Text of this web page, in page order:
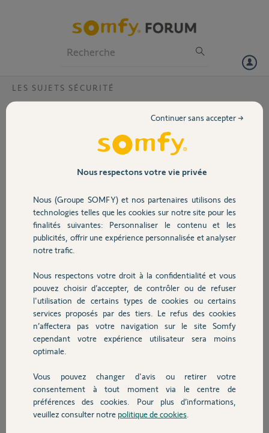
Volet
Sécurité
Domotique
Chauffage
Autres produits
Devis avec un pro
Contact
LES SUJETS SÉCURITÉ
pourquoi ma caméra détecte un
mouvement alors qu'il n'y a personne dans
mouvement alors qu'il n'y a personne dans la maison.
Aussi, lorsque sur l'application je veux accéder à la vidéo, elle n'est
pratiquement jamais disponible.
Angélique M.
Participer au fil de discussion
Bonjour.
Il n'y a pas de liste des points a vérifier pour les déclenchements
Maintenant il est très facile de savoir si la caméra à un problème. Il suffit
de masquer pendant quelques temps le radar infrarouge de la caméra
tout en la laissant en mode détection.
Si elle à un problème, elle va continuer a faire des déclenchements
Nous respectons votre vie privée
Nous (Groupe SOMFY) et nos partenaires utilisons des
technologies telles que les cookies sur notre site pour les
finalités suivantes: Personnaliser le contenu et les
publicités, offrir une expérience personnalisée et analyser
notre trafic.
Nous respectons votre droit à la confidentialité et vous
pouvez choisir d’accepter, de contrôler ou de refuser
l'utilisation de certains types de cookies ou certains
services proposés par des tiers. Le refus des cookies
n’affectera pas votre navigation sur le site Somfy
cependant votre expérience utilisateur sera moins
optimale.
Vous pouvez changer d'avis ou retirer votre
consentement à tout moment via le centre de
préférences des cookies. Pour plus d’informations,
veuillez consulter notre politique de cookies
Continuer sans accepter →